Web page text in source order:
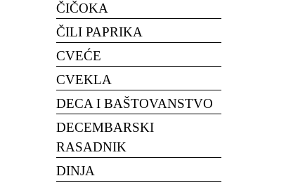
ČIČOKA
ČILI PAPRIKA
CVEĆE
CVEKLA
DECA I BAŠTOVANSTVO
DECEMBARSKI
RASADNIK
DINJA